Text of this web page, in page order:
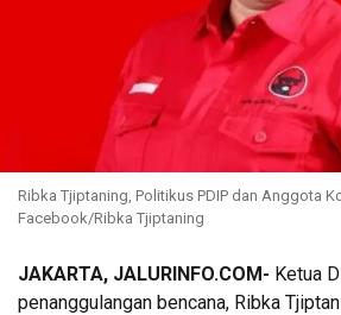
Ribka Tjiptaning, Politikus PDIP dan Anggota
Facebook/Ribka Tjiptaning
JAKARTA, JALURINFO.COM- Ketua
penanggulangan bencana, Ribka